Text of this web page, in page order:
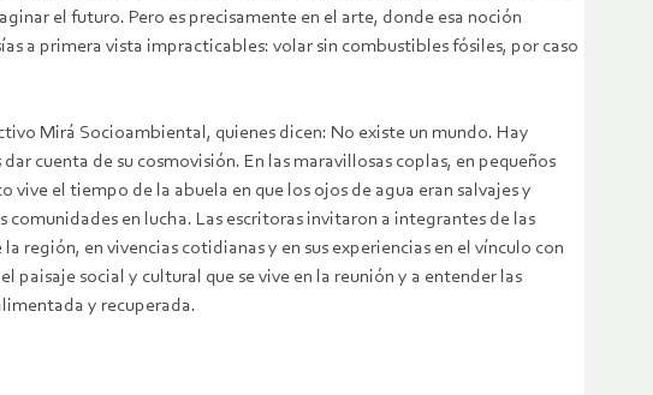
el futuro. Pero es precisamente en el arte, donde esa noción
a primera vista impracticables: volar sin combustibles fósiles, por caso
Mirá Socioambiental, quienes dicen: No existe un mundo. Hay
cuenta de su cosmovisión. En las maravillosas coplas, en pequeños
vive el tiempo de la abuela en que los ojos de agua eran salvajes y
en lucha. Las escritoras invitaron a integrantes de las
en vivencias cotidianas y en sus experiencias en el vínculo con
paisaje social y cultural que se vive en la reunión y a entender las
y recuperada.